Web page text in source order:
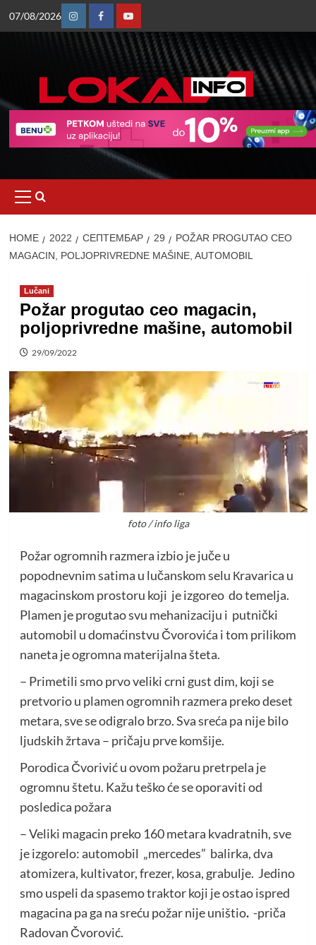
07/08/2026
InstagramFacebookYoutube
Menu
HOME 2022 СЕПТЕМБАР 29
POŽAR PROGUTAO CEO
MAGACIN, POLJOPRIVREDNE MAŠINE, AUTOMOBIL
Lučani
Požar progutao ceo magacin,
poljoprivredne mašine, automobil
29/09/2022
foto / info liga
Požar ogromnih razmera izbio je juče u
popodnevnim satima u lučanskom selu Кravarica u
magacinskom prostoru koji je izgoreo do temelja.
Plamen je progutao svu mehanizaciju i putnički
automobil u domaćinstvu Čvorovića i tom prilikom
naneta je ogromna materijalna šteta.
– Primetili smo prvo veliki crni gust dim, koji se
pretvorio u plamen ogromnih razmera preko deset
metara, sve se odigralo brzo. Sva sreća pa nije bilo
ljudskih žrtava – pričaju prve komšije.
Porodica Čvorivić u ovom požaru pretrpela je
ogromnu štetu. Kažu teško će se oporaviti od
posledica požara
– Veliki magacin preko 160 metara kvadratnih, sve
je izgorelo: automobil „mercedes” balirka, dva
atomizera, kultivator, frezer, kosa, grabulje. Jedino
smo uspeli da spasemo traktor koji je ostao ispred
magacina pa ga na sreću požar nije uništio.-priča
Radovan Čvorović.